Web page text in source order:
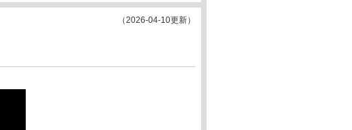
（2026-04-10更新）